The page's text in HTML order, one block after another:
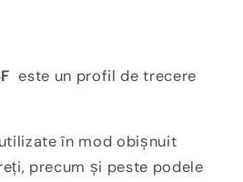
este un profil de trecere
în mod obișnuit
precum și peste podele